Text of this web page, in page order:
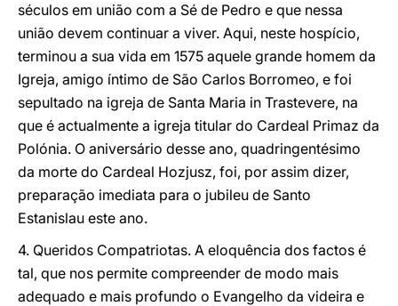
séculos em união com a Sé de Pedro e que nessa
união devem continuar a viver. Aqui, neste hospício,
terminou a sua vida em 1575 aquele grande homem da
Igreja, amigo íntimo de São Carlos Borromeo, e foi
sepultado na igreja de Santa Maria in Trastevere, na
que é actualmente a igreja titular do Cardeal Primaz da
Polónia. O aniversário desse ano, quadringentésimo
da morte do Cardeal Hozjusz, foi, por assim dizer,
preparação imediata para o jubileu de Santo
Estanislau este ano.
4. Queridos Compatriotas. A eloquência dos factos é
tal, que nos permite compreender de modo mais
adequado e mais profundo o Evangelho da videira e